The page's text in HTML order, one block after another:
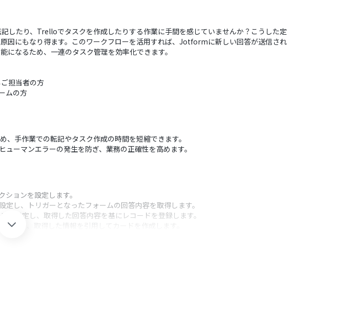
たり、Trelloでタスクを作成したりする作業に手間を感じていませんか？こうした定
因にもなり得ます。このワークフローを活用すれば、Jotformに新しい回答が送信され
なるため、一連のタスク管理を効率化できます。
担当者の方
ムの方
手作業での転記やタスク作成の時間を短縮できます。
ーマンエラーの発生を防ぎ、業務の正確性を高めます。
ョンを設定します。
し、トリガーとなったフォームの回答内容を取得します。
設定し、取得した回答内容を基にレコードを登録します。
定し、取得した情報を引用してカードを作成します。